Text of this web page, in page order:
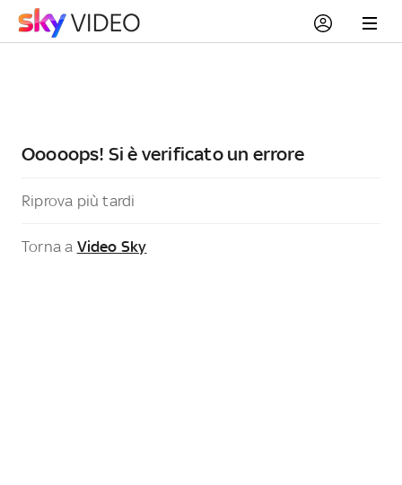
Ooooops! Si è verificato un errore
Riprova più tardi
Torna a Video Sky